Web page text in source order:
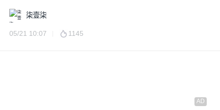
柒壹柒
05/21 10:07 1145